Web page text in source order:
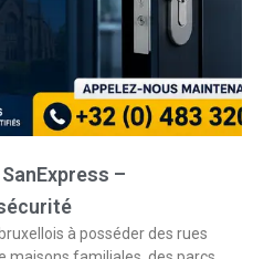
–
à posséder des rues